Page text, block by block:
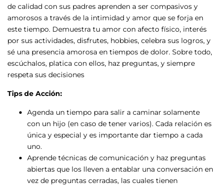
de calidad con sus padres aprenden a ser compasivos y
amorosos a través de la intimidad y amor que se forja en
este tiempo. Demuestra tu amor con afecto físico, interés
por sus actividades, disfrutes, hobbies, celebra sus logros, y
sé una presencia amorosa en tiempos de dolor. Sobre todo,
escúchalos, platica con ellos, haz preguntas, y siempre
respeta sus decisiones
Tips de Acción:
Agenda un tiempo para salir a caminar solamente
con un hijo (en caso de tener varios). Cada relación es
única y especial y es importante dar tiempo a cada
uno.
Aprende técnicas de comunicación y haz preguntas
abiertas que los lleven a entablar una conversación en
vez de preguntas cerradas, las cuales tienen